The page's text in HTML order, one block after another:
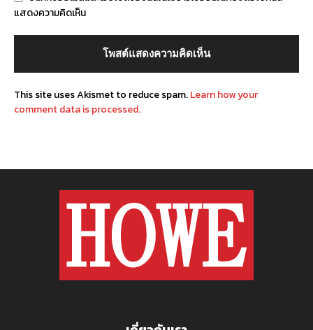
แสดงความคิดเห็น
This site uses Akismet to reduce spam.Learn how your
comment data is processed.